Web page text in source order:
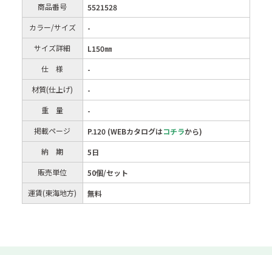
商品番号
5521528
カラー/サイズ
-
サイズ詳細
L150㎜
仕 様
-
材質(仕上げ)
-
重 量
-
掲載ページ
P.120 (WEBカタログはコチラから)
納 期
5日
販売単位
50個/セット
運賃(東海地方)
無料